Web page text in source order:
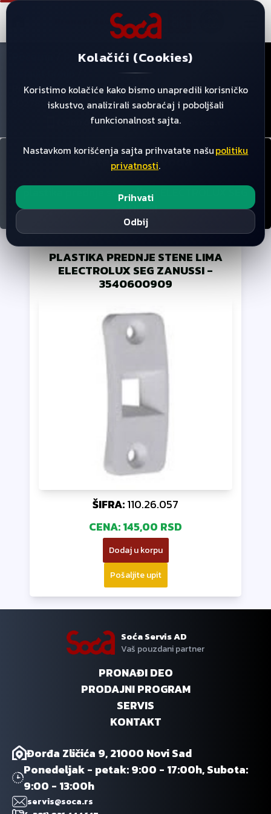
Proizvodi / Default Category
Rucica Vrata Electrolux Aeg Zanussi Komplet
50278076000
(+381) 063 444 085 servis@soca.rs
Kolačići (Cookies)
Koristimo kolačiće kako bismo unapredili korisničko
iskustvo, analizirali saobraćaj i poboljšali
funkcionalnost sajta.
Nastavkom korišćenja sajta prihvatate našupolitiku
privatnosti.
Prihvati
Odbij
Detalji proizvoda
plastika prednje stene lima ELECTROLUX SEG
ZANUSSI
PLASTIKA PREDNJE STENE LIMA
ELECTROLUX SEG ZANUSSI-
3540600909
ŠIFRA:110.26.057
CENA:145,00 RSD
Dodaj u korpu
Pošaljite upit
Soća Servis AD
Vaš pouzdani partner
PRONAĐI DEO
PRODAJNI PROGRAM
SERVIS
KONTAKT
Đorđa Zličića 9, 21000 Novi Sad
Ponedeljak - petak: 9:00 - 17:00h, Subota:
9:00 - 13:00h
servis@soca.rs